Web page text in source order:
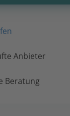
Anbieter
Beratung